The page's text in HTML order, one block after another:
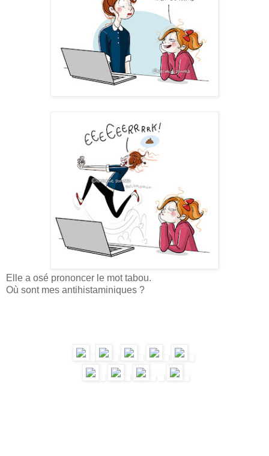
Elle a osé prononcer le mot tabou.
Où sont mes antihistaminiques ?